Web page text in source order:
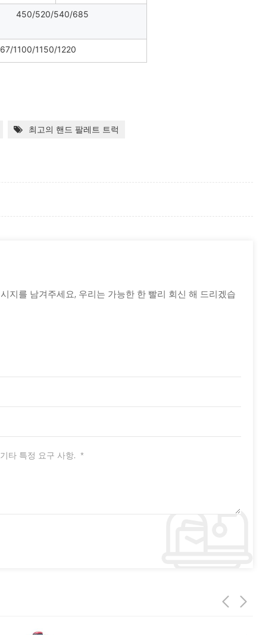
450/520/540/685
1100/1150/1220
최고의 핸드 팔레트 트럭
지를 남겨주세요, 우리는 가능한 한 빨리 회신 해 드리겠습